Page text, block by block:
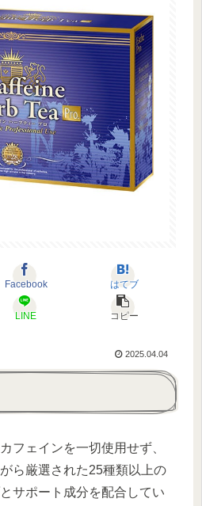
Facebook はてブ
LINE コピー
2025.04.04
フェインを一切使用せず、
ら厳選された25種類以上の
サポート成分を配合してい